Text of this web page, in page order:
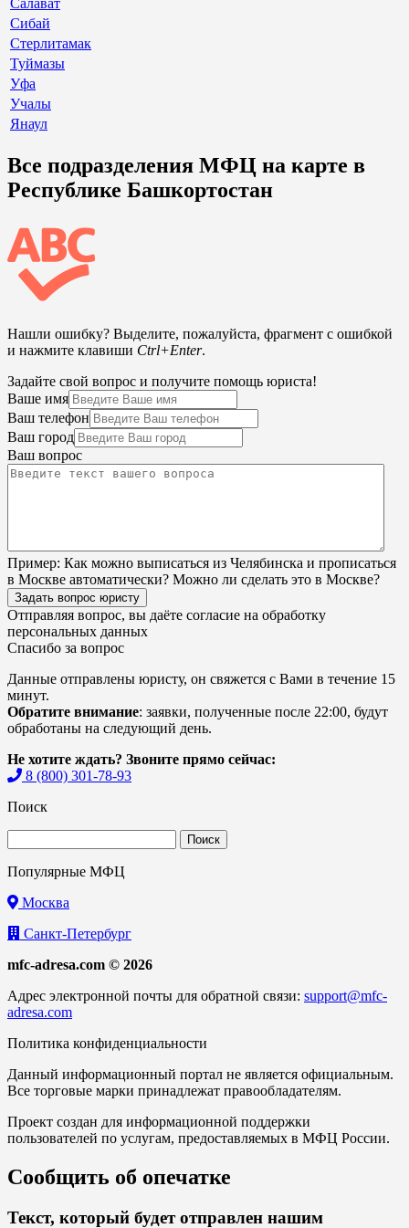
Сибай
Стерлитамак
Туймазы
Уфа
Учалы
Янаул
Все подразделения МФЦ на карте в
Республике Башкортостан
Нашли ошибку? Выделите, пожалуйста, фрагмент с ошибкой
и нажмите клавиши Ctrl+Enter.
Задайте свой вопрос и получите помощь юриста!
Ваше имя
Ваш телефон
Ваш город
Ваш вопрос
Пример: Как можно выписаться из Челябинска и прописаться
в Москве автоматически? Можно ли сделать это в Москве?
Задать вопрос юристу
Отправляя вопрос, вы даёте согласие на обработку
персональных данных
Спасибо за вопрос
Данные отправлены юристу, он свяжется с Вами в течение 15
минут.
Обратите внимание: заявки, полученные после 22:00, будут
обработаны на следующий день.
Не хотите ждать? Звоните прямо сейчас:
8 (800) 301-78-93
Поиск
Популярные МФЦ
Москва
Санкт-Петербург
mfc-adresa.com © 2026
Адрес электронной почты для обратной связи: support@mfc-
adresa.com
Политика конфиденциальности
Данный информационный портал не является официальным.
Все торговые марки принадлежат правообладателям.
Проект создан для информационной поддержки
пользователей по услугам, предоставляемых в МФЦ России.
Сообщить об опечатке
Текст, который будет отправлен нашим